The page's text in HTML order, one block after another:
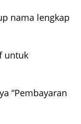
nama lengkap
untuk
“Pembayaran